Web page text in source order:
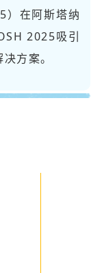
）在阿斯塔纳
2025吸引
方案。